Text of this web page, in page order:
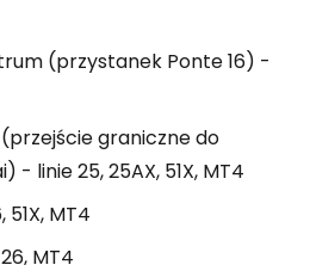
(przystanek Ponte 16) -
graniczne do
- linie 25, 25AX, 51X, MT4
MT4
MT4